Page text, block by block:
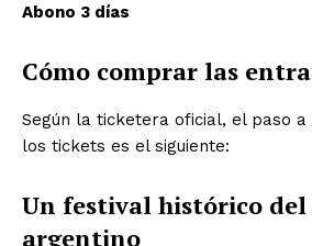
Abono 3 días
Cómo comprar las
Según la ticketera oficial, el paso
los tickets es el siguiente:
Un festival histórico
argentino